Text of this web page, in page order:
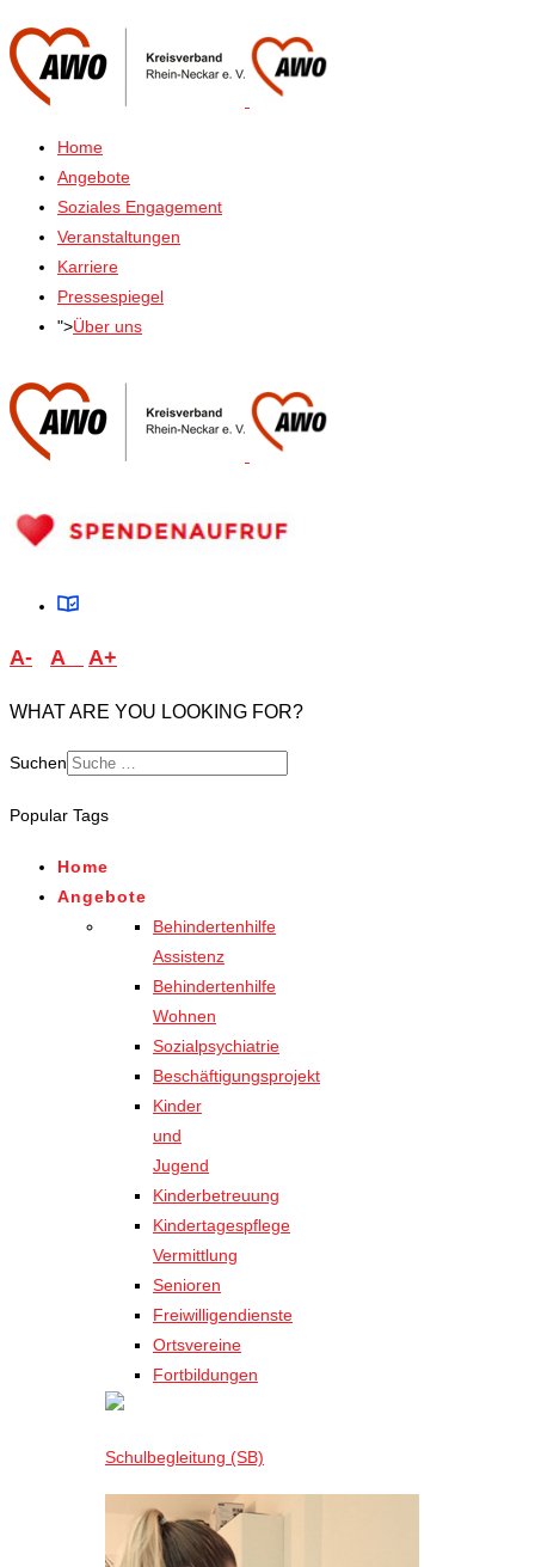
Home
Angebote
Soziales Engagement
Veranstaltungen
Karriere
Pressespiegel
">Über uns
A- A A+
WHAT ARE YOU LOOKING FOR?
Suchen
Popular Tags
Home
Angebote
Behindertenhilfe
Assistenz
Behindertenhilfe
Wohnen
Sozialpsychiatrie
Beschäftigungsprojekt
Kinder
und
Jugend
Kinderbetreuung
Kindertagespflege
Vermittlung
Senioren
Freiwilligendienste
Ortsvereine
Fortbildungen
Schulbegleitung (SB)